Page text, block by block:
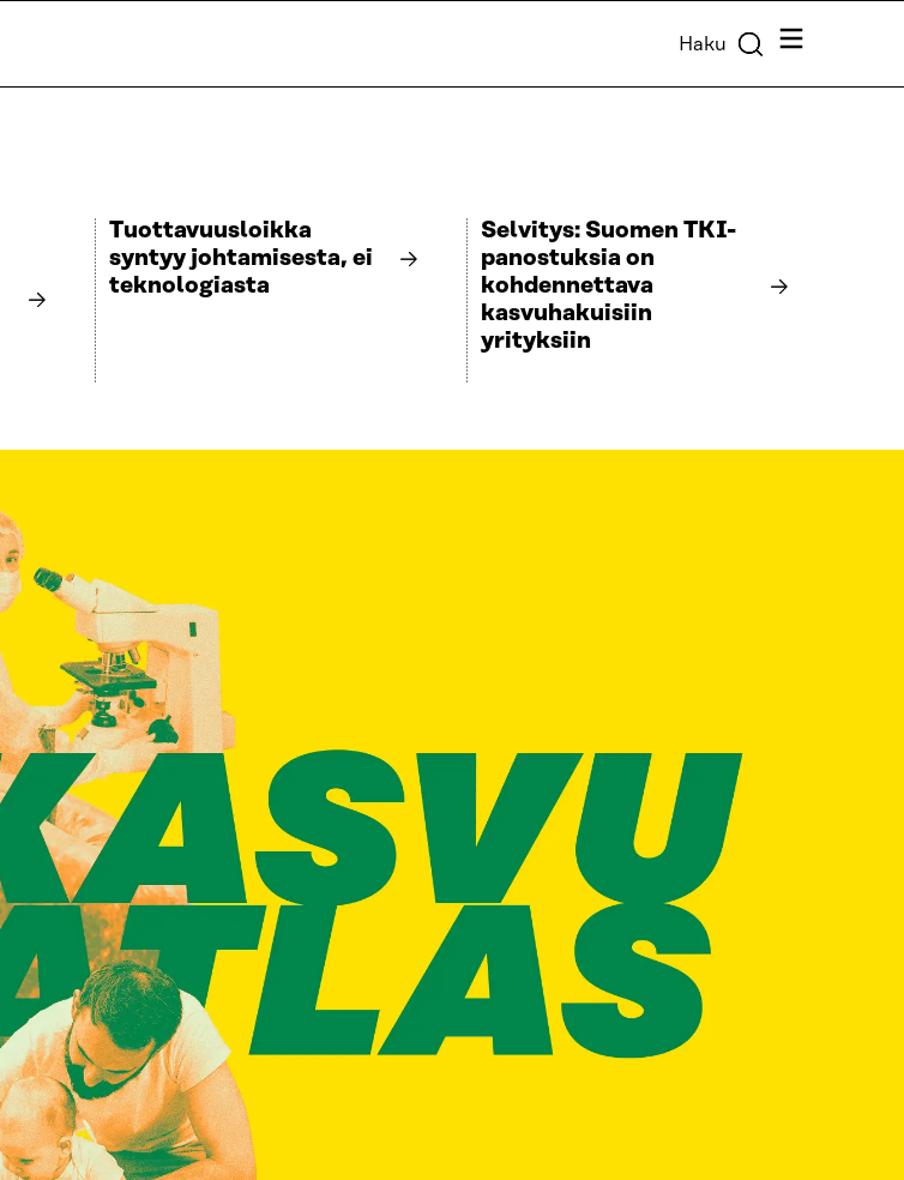
Haku Valikko
Tuottavuusloikka
syntyy johtamisesta, ei
teknologiasta
Selvitys: Suomen TKI-
panostuksia on
kohdennettava
kasvuhakuisiin
yrityksiin